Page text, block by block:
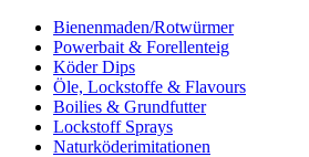
Bienenmaden/Rotwürmer
Powerbait & Forellenteig
Köder Dips
Öle, Lockstoffe & Flavours
Boilies & Grundfutter
Lockstoff Sprays
Naturköderimitationen